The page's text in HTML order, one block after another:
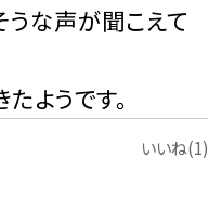
うな声が聞こえて
ようです。
いいね(1)